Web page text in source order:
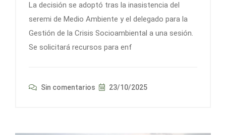
La decisión se adoptó tras la inasistencia del
seremi de Medio Ambiente y el delegado para la
Gestión de la Crisis Socioambiental a una sesión.
Se solicitará recursos para enf
Sin comentarios 23/10/2025